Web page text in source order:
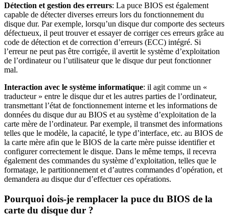
Détection et gestion des erreurs: La puce BIOS est également
capable de détecter diverses erreurs lors du fonctionnement du
disque dur. Par exemple, lorsqu’un disque dur comporte des secteurs
défectueux, il peut trouver et essayer de corriger ces erreurs grâce au
code de détection et de correction d’erreurs (ECC) intégré. Si
l’erreur ne peut pas être corrigée, il avertit le système d’exploitation
de l’ordinateur ou l’utilisateur que le disque dur peut fonctionner
mal.
Interaction avec le système informatique: il agit comme un «
traducteur » entre le disque dur et les autres parties de l’ordinateur,
transmettant l’état de fonctionnement interne et les informations de
données du disque dur au BIOS et au système d’exploitation de la
carte mère de l’ordinateur. Par exemple, il transmet des informations
telles que le modèle, la capacité, le type d’interface, etc. au BIOS de
la carte mère afin que le BIOS de la carte mère puisse identifier et
configurer correctement le disque. Dans le même temps, il recevra
également des commandes du système d’exploitation, telles que le
formatage, le partitionnement et d’autres commandes d’opération, et
demandera au disque dur d’effectuer ces opérations.
Pourquoi dois-je remplacer la puce du BIOS de la
carte du disque dur ?